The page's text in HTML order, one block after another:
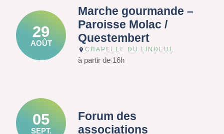
29
AOÛT
Marche gourmande –
Paroisse Molac /
Questembert
CHAPELLE DU LINDEUL
à partir de 16h
05
SEPT.
Forum des
associations